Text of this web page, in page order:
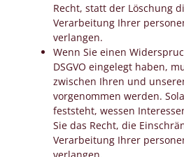
Recht, statt der Löschung
Verarbeitung Ihrer
verlangen.
Wenn Sie einen
DSGVO eingelegt haben,
zwischen Ihren und
vorgenommen werden.
feststeht, wessen
Sie das Recht, die
Verarbeitung Ihrer